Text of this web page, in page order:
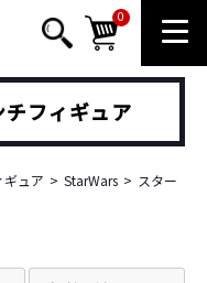
0
フィギュア
ュア StarWars
スター